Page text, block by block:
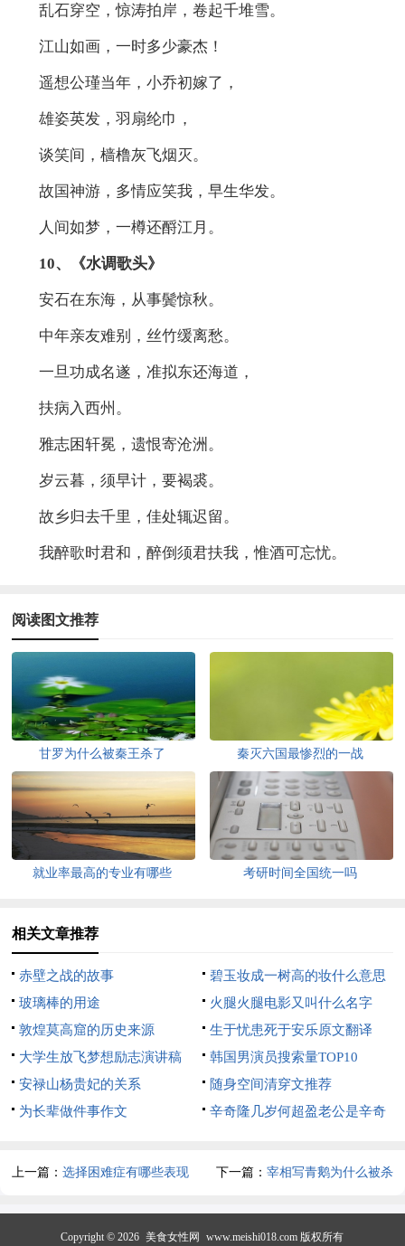
乱石穿空，惊涛拍岸，卷起千堆雪。
江山如画，一时多少豪杰！
遥想公瑾当年，小乔初嫁了，
雄姿英发，羽扇纶巾，
谈笑间，樯橹灰飞烟灭。
故国神游，多情应笑我，早生华发。
人间如梦，一樽还酹江月。
10、《水调歌头》
安石在东海，从事鬓惊秋。
中年亲友难别，丝竹缓离愁。
一旦功成名遂，准拟东还海道，
扶病入西州。
雅志困轩冕，遗恨寄沧洲。
岁云暮，须早计，要褐裘。
故乡归去千里，佳处辄迟留。
我醉歌时君和，醉倒须君扶我，惟酒可忘忧。
阅读图文推荐
甘罗为什么被秦王杀了 秦灭六国最惨烈的一战
就业率最高的专业有哪些 考研时间全国统一吗
相关文章推荐
赤壁之战的故事
碧玉妆成一树高的妆什么意思
玻璃棒的用途
火腿火腿电影又叫什么名字
敦煌莫高窟的历史来源
生于忧患死于安乐原文翻译
大学生放飞梦想励志演讲稿
韩国男演员搜索量TOP10
安禄山杨贵妃的关系
随身空间清穿文推荐
为长辈做件事作文
辛奇隆几岁何超盈老公是辛奇
上一篇：选择困难症有哪些表现 下一篇： 宰相写青鹅为什么被杀
Copyright © 2026 美食女性网 www.meishi018.com 版权所有